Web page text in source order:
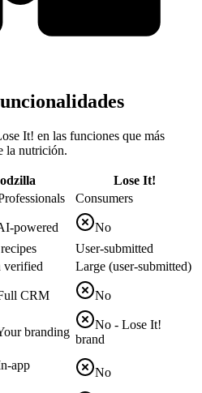
It! en las funciones que más
la nutrición.
Lose It!
Consumers
powered
No
User-submitted
verified
Large (user-submitted)
CRM No
branding
No - Lose It!
brand
app
No